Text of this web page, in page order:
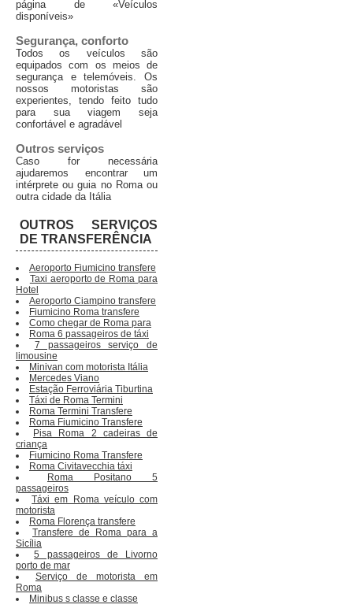
página de «Veículos
disponíveis»
Segurança, conforto
Todos os veículos são
equipados com os meios de
segurança e telemóveis. Os
nossos motoristas são
experientes, tendo feito tudo
para sua viagem seja
confortável e agradável
Outros serviços
Caso for necessária
ajudaremos encontrar um
intérprete ou guia no Roma ou
outra cidade da Itália
OUTROS SERVIÇOS
DE TRANSFERÊNCIA
Aeroporto Fiumicino transfere
Taxi aeroporto de Roma para
Hotel
Aeroporto Ciampino transfere
Fiumicino Roma transfere
Como chegar de Roma para
Roma 6 passageiros de táxi
7 passageiros serviço de
limousine
Minivan com motorista Itália
Mercedes Viano
Estação Ferroviária Tiburtina
Táxi de Roma Termini
Roma Termini Transfere
Roma Fiumicino Transfere
Pisa Roma 2 cadeiras de
criança
Fiumicino Roma Transfere
Roma Civitavecchia táxi
Roma Positano 5
passageiros
Táxi em Roma veículo com
motorista
Roma Florença transfere
Transfere de Roma para a
Sicília
5 passageiros de Livorno
porto de mar
Serviço de motorista em
Roma
Minibus s classe e classe